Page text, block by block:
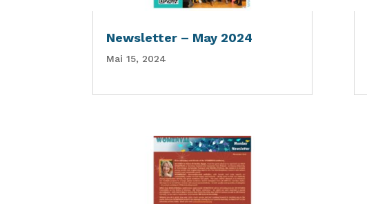
Newsletter – May 2024
Mai 15, 2024